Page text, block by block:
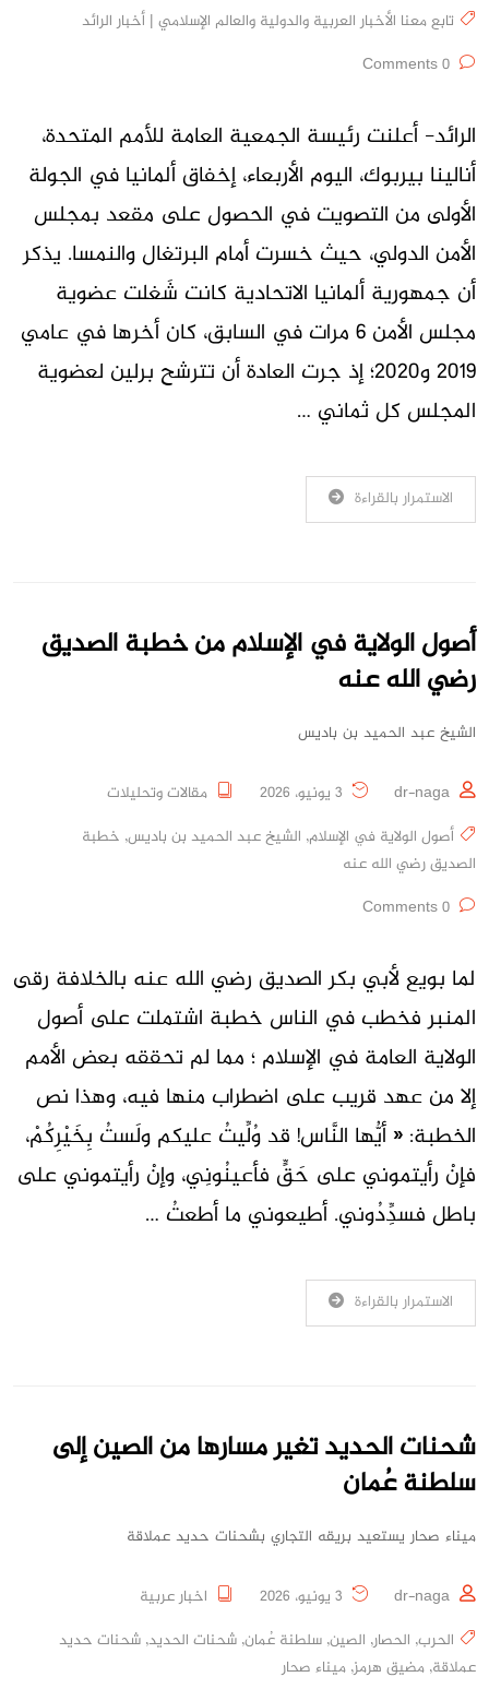
تابع معنا الأخبار العربية والدولية والعالم الإسلامي | أخبار الرائد
الرائد- أعلنت رئيسة الجمعية العامة للأمم المتحدة،
أنالينا بيربوك، اليوم الأربعاء، إخفاق ألمانيا في الجولة
الأولى من التصويت في الحصول على مقعد بمجلس
الأمن الدولي، حيث خسرت أمام البرتغال والنمسا. يذكر
أن جمهورية ألمانيا الاتحادية كانت شَغلت عضوية
مجلس الأمن 6 مرات في السابق، كان أخرها في عامي
2019 و2020؛ إذ جرت العادة أن تترشح برلين لعضوية
المجلس كل ثماني …
الاستمرار بالقراءة
أصول الولاية في الإسلام من خطبة الصديق
رضي الله عنه
الشيخ عبد الحميد بن باديس
dr-naga
مقالات وتحليلات
أصول الولاية في الإسلام, الشيخ عبد الحميد بن باديس, خطبة
الصديق رضي الله عنه
لما بويع لأبي بكر الصديق رضي الله عنه بالخلافة رقى
المنبر فخطب في الناس خطبة اشتملت على أصول
الولاية العامة في الإسلام ؛ مما لم تحققه بعض الأمم
إلا من عهد قريب على اضطراب منها فيه، وهذا نص
الخطبة: « أيُّها النَّاس! قد وُلِّيتُ عليكم ولَستُ بِخَيْرِكُمْ،
فإنْ رأيتموني على حَقٍّ فأعينُونِي، وإنْ رأيتموني على
باطل فسدِِّدُوني. أطيعوني ما أطعتُ …
الاستمرار بالقراءة
شحنات الحديد تغير مسارها من الصين إلى
سلطنة عُمان
ميناء صحار يستعيد بريقه التجاري بشحنات حديد عملاقة
dr-naga
اخبار عربية
الحرب, الحصار, الصين, سلطنة عُمان, شحنات الحديد, شحنات حديد
عملاقة, مضيق هرمز, ميناء صحار